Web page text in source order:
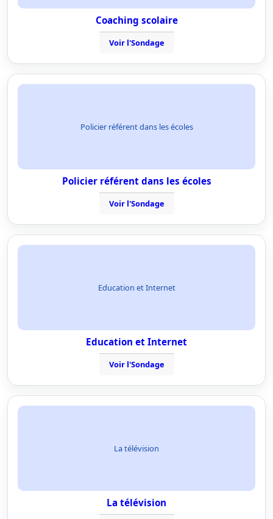
Coaching scolaire
Voir l'Sondage
Policier référent dans les écoles
Policier référent dans les écoles
Voir l'Sondage
Education et Internet
Education et Internet
Voir l'Sondage
La télévision
La télévision